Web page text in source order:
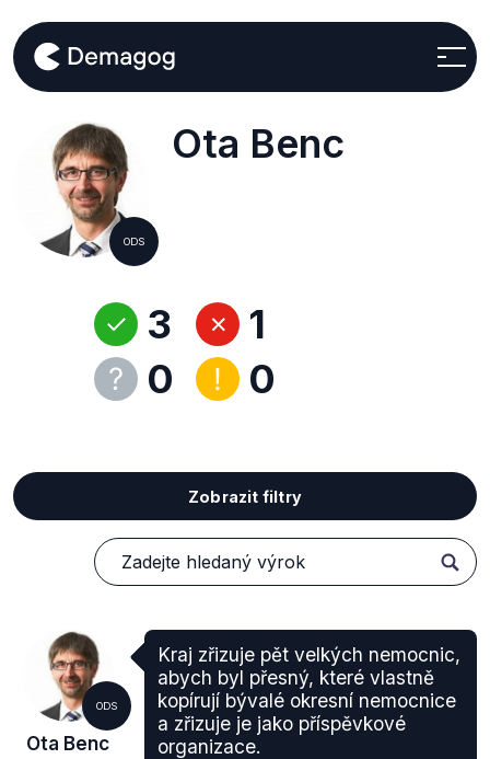
ODS
Ota Benc
3
0
1
0
Zobrazit filtry
ODS
Ota Benc
Kraj zřizuje pět velkých nemocnic,
abych byl přesný, které vlastně
kopírují bývalé okresní nemocnice
a zřizuje je jako příspěvkové
organizace.